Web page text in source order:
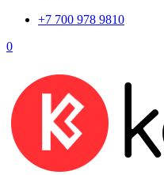
+7 700 978 9810
0